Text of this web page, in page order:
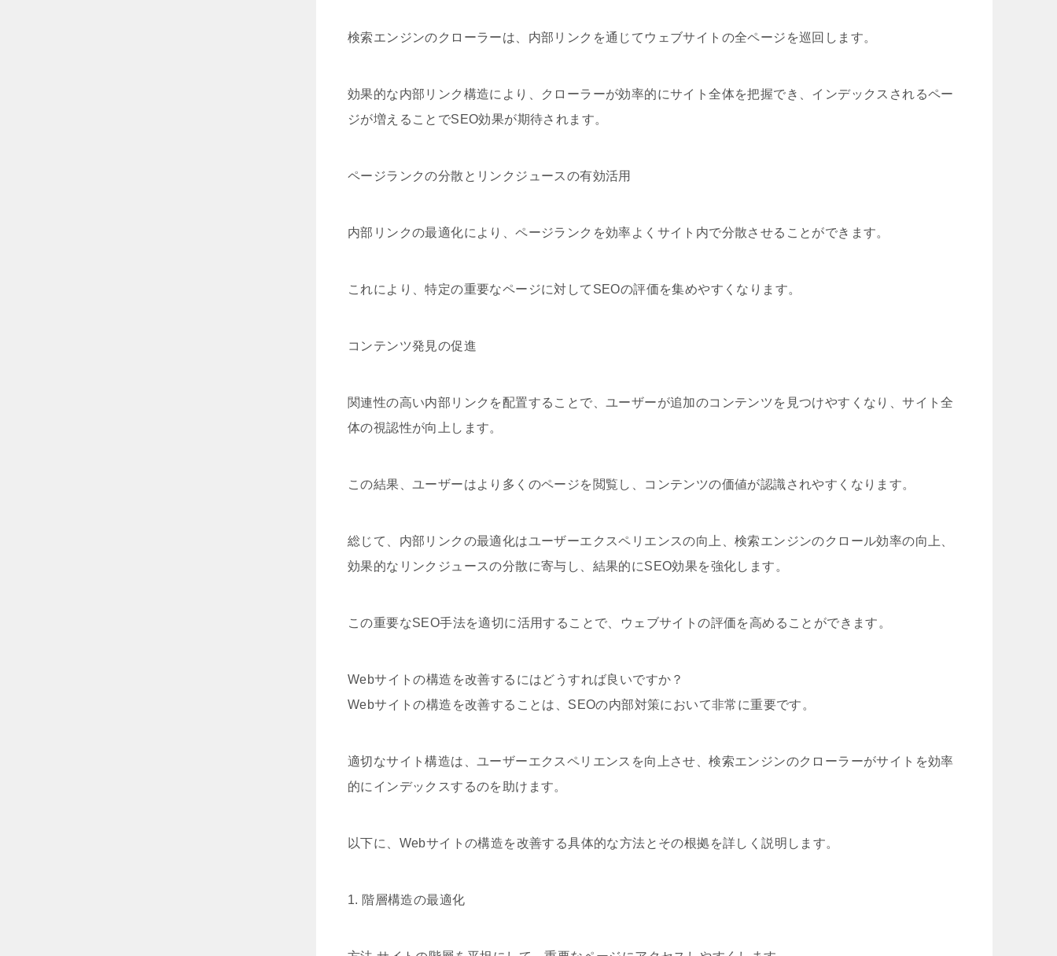
検索エンジンのクローラーは、内部リンクを通じてウェブサイトの全ページを巡回します。
効果的な内部リンク構造により、クローラーが効率的にサイト全体を把握でき、インデックスされるペー
ジが増えることでSEO効果が期待されます。
ページランクの分散とリンクジュースの有効活用
内部リンクの最適化により、ページランクを効率よくサイト内で分散させることができます。
これにより、特定の重要なページに対してSEOの評価を集めやすくなります。
コンテンツ発見の促進
関連性の高い内部リンクを配置することで、ユーザーが追加のコンテンツを見つけやすくなり、サイト全
体の視認性が向上します。
この結果、ユーザーはより多くのページを閲覧し、コンテンツの価値が認識されやすくなります。
総じて、内部リンクの最適化はユーザーエクスペリエンスの向上、検索エンジンのクロール効率の向上、
効果的なリンクジュースの分散に寄与し、結果的にSEO効果を強化します。
この重要なSEO手法を適切に活用することで、ウェブサイトの評価を高めることができます。
Webサイトの構造を改善するにはどうすれば良いですか？
Webサイトの構造を改善することは、SEOの内部対策において非常に重要です。
適切なサイト構造は、ユーザーエクスペリエンスを向上させ、検索エンジンのクローラーがサイトを効率
的にインデックスするのを助けます。
以下に、Webサイトの構造を改善する具体的な方法とその根拠を詳しく説明します。
1. 階層構造の最適化